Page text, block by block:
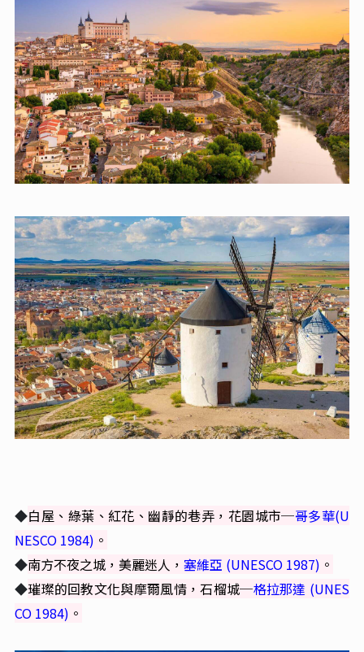
◆白屋、綠葉、紅花、幽靜的巷弄，花園城市─哥多華(U
NESCO 1984) 。
◆南方不夜之城，美麗迷人， 塞維亞 (UNESCO 1987) 。
◆璀璨的回教文化與摩爾風情，石榴城─格拉那達 (UNES
CO 1984) 。